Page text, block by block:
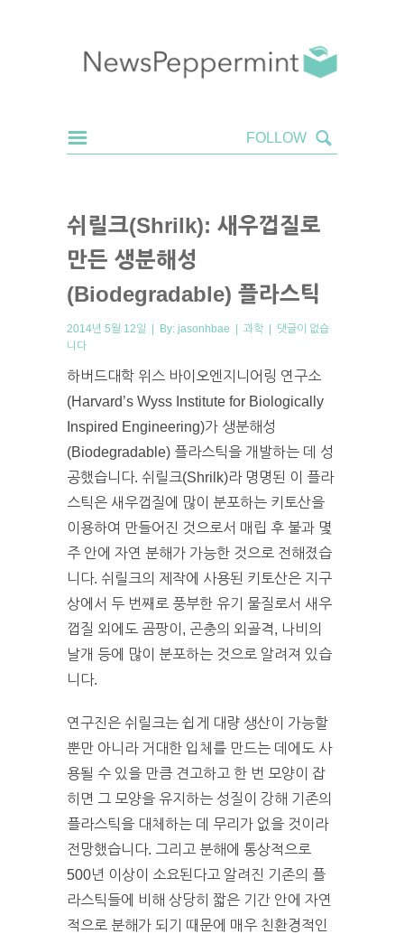
쉬릴크(Shrilk): 새우껍질로
만든 생분해성
(Biodegradable) 플라스틱
2014년 5월 12일 | By: jasonhbae | 과학 | 댓글이 없습
니다
하버드대학 위스 바이오엔지니어링 연구소
(Harvard’s Wyss Institute for Biologically
Inspired Engineering)가 생분해성
(Biodegradable) 플라스틱을 개발하는 데 성
공했습니다. 쉬릴크(Shrilk)라 명명된 이 플라
스틱은 새우껍질에 많이 분포하는 키토산을
이용하여 만들어진 것으로서 매립 후 불과 몇
주 안에 자연 분해가 가능한 것으로 전해졌습
니다. 쉬릴크의 제작에 사용된 키토산은 지구
상에서 두 번째로 풍부한 유기 물질로서 새우
껍질 외에도 곰팡이, 곤충의 외골격, 나비의
날개 등에 많이 분포하는 것으로 알려져 있습
니다.
연구진은 쉬릴크는 쉽게 대량 생산이 가능할
뿐만 아니라 거대한 입체를 만드는 데에도 사
용될 수 있을 만큼 견고하고 한 번 모양이 잡
히면 그 모양을 유지하는 성질이 강해 기존의
플라스틱을 대체하는 데 무리가 없을 것이라
전망했습니다. 그리고 분해에 통상적으로
500년 이상이 소요된다고 알려진 기존의 플
라스틱들에 비해 상당히 짧은 기간 안에 자연
적으로 분해가 되기 때문에 매우 친환경적인